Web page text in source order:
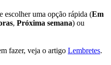
escolher uma opção rápida (Em
, Próxima semana) ou
fazer, veja o artigo Lembretes.